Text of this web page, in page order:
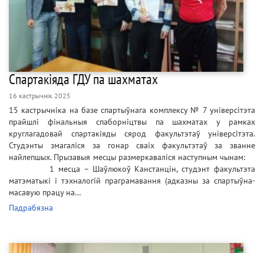
Спартакіяда ГДУ па шахматах
16 кастрычнік 2025
15 кастрычніка на базе спартыўнага комплексу № 7 універсітэта
прайшлі фінальныя спаборніцтвы па шахматах у рамках
круглагадовай спартакіяды сярод факультэтаў універсітэта.
Студэнты змагаліся за гонар сваіх факультэтаў за званне
найлепшых. Прызавыя месцы размеркаваліся наступным чынам:
1 месца – Шаўлюкоў Канстанцін, студэнт факультэта
матэматыкі і тэхналогій праграмавання (адказны за спартыўна-
масавую працу на…
Падрабязна